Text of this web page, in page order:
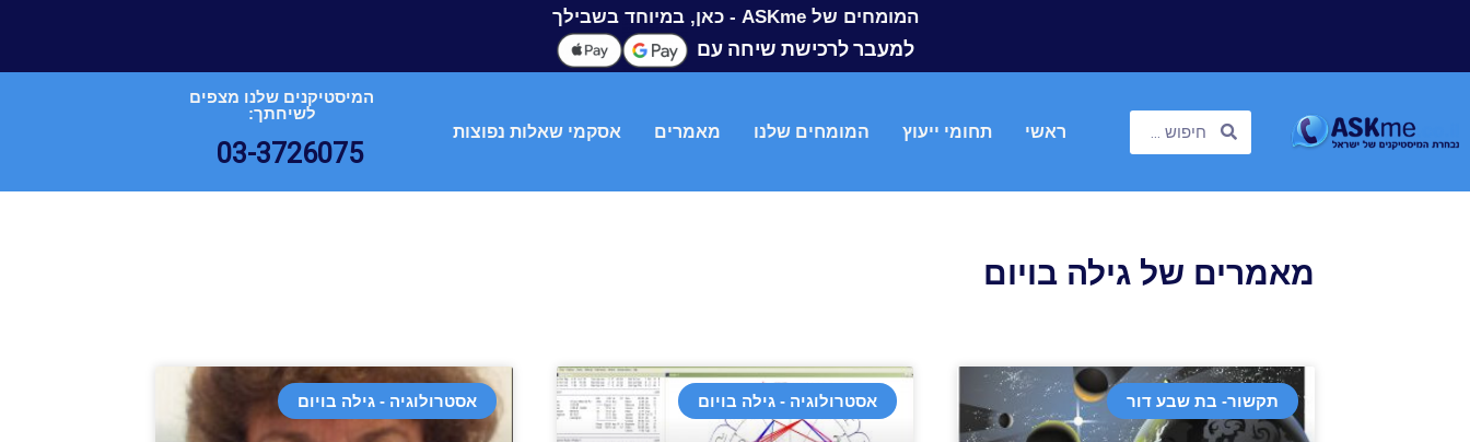
המומחים של ASKme - כאן, במיוחד בשבילך
למעבר לרכישת שיחה עם
ראשי תחומי ייעוץ המומחים שלנו מאמרים אסקמי שאלות נפוצות
המיסטיקנים שלנו מצפים
לשיחתך:
03-3726075
מאמרים של גילה בויום
תקשור- בת שבע דור אסטרולוגיה - גילה בויום אסטרולוגיה - גילה בויום